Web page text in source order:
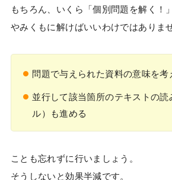
もちろん、いくら「個別問題を解く！
やみくもに解けばいいわけではありま
問題で与えられた資料の意味を考
並行して該当箇所のテキストの
ル）も進める
ことも忘れずに行いましょう。
そうしないと効果半減です。